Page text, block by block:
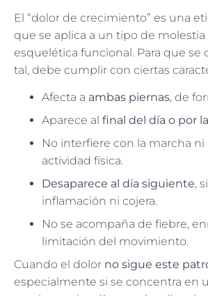
El “dolor de crecimiento” es una
que se aplica a un tipo de
esquelética funcional. Para que se
tal, debe cumplir con ciertas
Afecta a ambas piernas, de
Aparece al final del día o por
No interfiere con la marcha
actividad física.
Desaparece al día siguiente,
inflamación ni cojera.
No se acompaña de fiebre,
limitación del movimiento.
Cuando el dolor no sigue este
especialmente si se concentra en